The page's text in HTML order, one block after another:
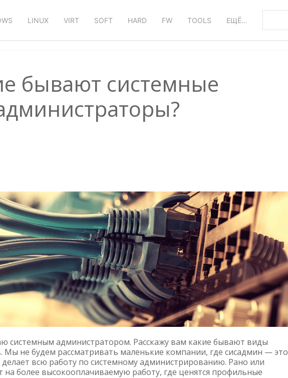
LINUX VIRT SOFT HARD FW TOOLS ЕЩЁ…
бывают системные
системным администратором. Расскажу вам какие бывают виды
Мы не будем рассматривать маленькие компании, где сисадмин — это
всю работу по системному администрированию. Рано или
на более высокооплачиваемую работу, где ценятся профильные